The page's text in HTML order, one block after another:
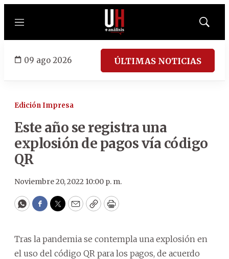
Menú
Mostrar
09 ago 2026 ÚLTIMAS NOTICIAS
Edición Impresa
Este año se registra una
explosión de pagos vía código
QR
Noviembre 20, 2022 10:00 p. m.
WhatsApp
Facebook
Twitter
EmailCopyPrint
Tras la pandemia se contempla una explosión en
el uso del código QR para los pagos, de acuerdo